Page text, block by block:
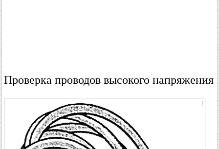
Проверка проводов высокого напряжения